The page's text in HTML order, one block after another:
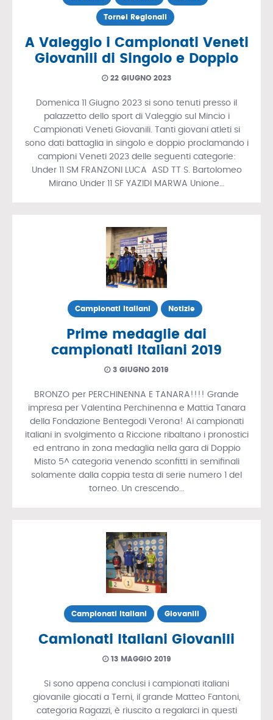
Tornei Regionali
A Valeggio i Campionati Veneti
Giovanili di Singolo e Doppio
22 GIUGNO 2023
Domenica 11 Giugno 2023 si sono tenuti presso il
palazzetto dello sport di Valeggio sul Mincio i
Campionati Veneti Giovanili. Tanti giovani atleti si
sono dati battaglia in singolo e doppio proclamando i
campioni Veneti 2023 delle seguenti categorie:
Under 11 SM FRANZONI LUCA ASD TT S. Bartolomeo
Mirano Under 11 SF YAZIDI MARWA Unione…
Campionati Italiani Notizie
Prime medaglie dai
campionati Italiani 2019
3 GIUGNO 2019
BRONZO per PERCHINENNA E TANARA!!!! Grande
impresa per Valentina Perchinenna e Mattia Tanara
della Fondazione Bentegodi Verona! Ai campionati
italiani in svolgimento a Riccione ribaltano i pronostici
ed entrano in zona medaglia nella gara di Doppio
Misto 5^ categoria venendo sconfitti in semifinali
solamente dalla coppia testa di serie numero 1 del
torneo. Un crescendo…
Campionati Italiani Giovanili
Camionati Italiani Giovanili
13 MAGGIO 2019
Si sono appena conclusi i campionati italiani
giovanile giocati a Terni, il grande Matteo Fantoni,
categoria Ragazzi, è riuscito a regalarci in questi